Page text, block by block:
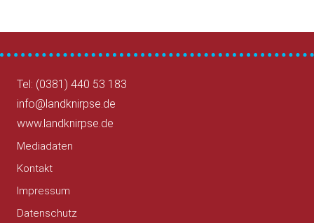
Tel: (0381) 440 53 183
info@landknirpse.de
www.landknirpse.de
Mediadaten
Kontakt
Impressum
Datenschutz